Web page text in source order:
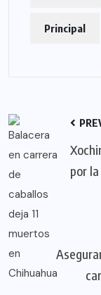
Principal
por la